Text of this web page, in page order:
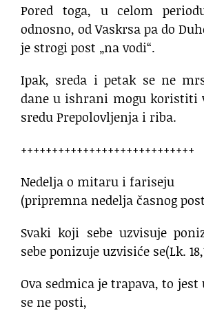
Pored toga, u celom
odnosno, od Vaskrsa pa do
je strogi post „na vodi“.
Ipak, sreda i petak se ne
dane u ishrani mogu koristiti
sredu Prepolovljenja i riba.
++++++++++++++++++++++++++++
Nedelja o mitaru i fariseju
(pripremna nedelja časnog
Svaki koji sebe uzvisuje
sebe ponizuje uzvisiće se(Lk.
Ova sedmica je trapava, to
se ne posti,